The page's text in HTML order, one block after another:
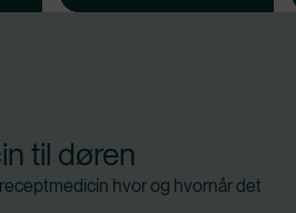
til døren
hvor og hvornår det